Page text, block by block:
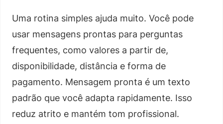
Uma rotina simples ajuda muito. Você pode
usar mensagens prontas para perguntas
frequentes, como valores a partir de,
disponibilidade, distância e forma de
pagamento. Mensagem pronta é um texto
padrão que você adapta rapidamente. Isso
reduz atrito e mantém tom profissional.